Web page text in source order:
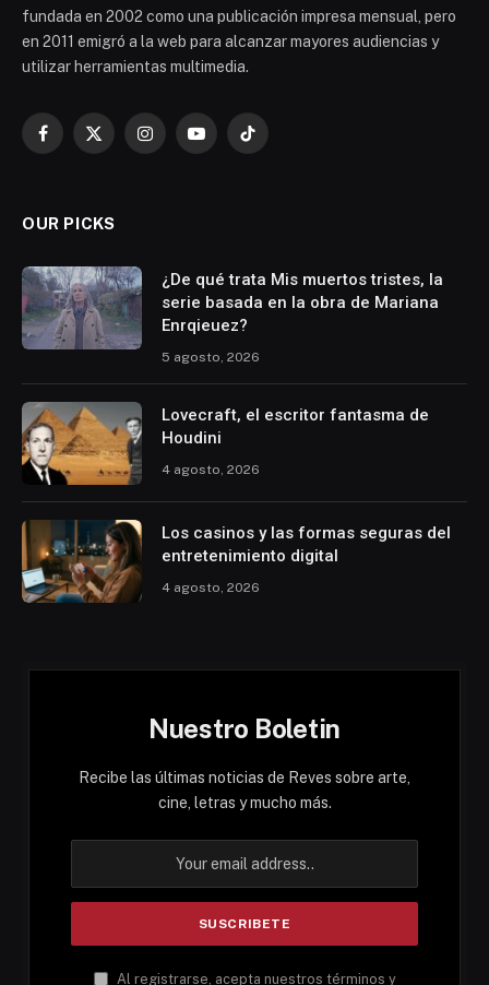
fundada en 2002 como una publicación impresa mensual, pero
en 2011 emigró a la web para alcanzar mayores audiencias y
utilizar herramientas multimedia.
Facebook
X
InstagramYouTubeTikTok
OUR PICKS
¿De qué trata Mis muertos tristes, la
serie basada en la obra de Mariana
Enrqieuez?
5 agosto, 2026
Lovecraft, el escritor fantasma de
Houdini
4 agosto, 2026
Los casinos y las formas seguras del
entretenimiento digital
4 agosto, 2026
Nuestro Boletin
Recibe las últimas noticias de Reves sobre arte,
cine, letras y mucho más.
Al registrarse, acepta nuestros términos y